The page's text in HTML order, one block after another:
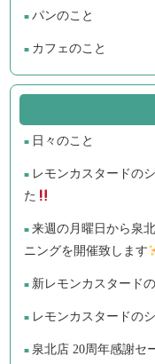
パンのこと
カフェのこと
日々のこと
レモンカスタードの
た
来週の月曜日から泉
ニングを開催致します
新レモンカスタード
レモンカスタードの
泉北店 20周年感謝セ